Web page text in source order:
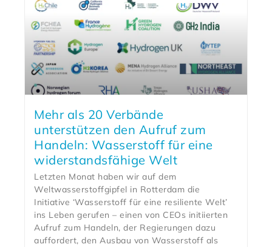
Mehr als 20 Verbände
unterstützen den Aufruf zum
Handeln: Wasserstoff für eine
widerstandsfähige Welt
Letzten Monat haben wir auf dem
Weltwasserstoffgipfel in Rotterdam die
Initiative ‘Wasserstoff für eine resiliente Welt’
ins Leben gerufen – einen von CEOs initiierten
Aufruf zum Handeln, der Regierungen dazu
auffordert, den Ausbau von Wasserstoff als